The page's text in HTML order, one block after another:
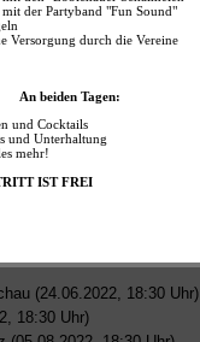
(24.06.2022, 18:30 Uhr)
18:30 Uhr)